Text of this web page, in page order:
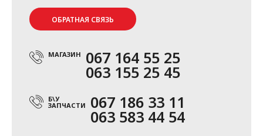
ОБРАТНАЯ СВЯЗЬ
МАГАЗИН 067 164 55 25
063 155 25 45
Б\У
ЗАПЧАСТИ 067 186 33 11
063 583 44 54